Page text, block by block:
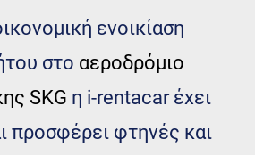
ενοικίαση
στο αεροδρόμιο
SKG η i-rentacar έχει
προσφέρει φτηνές και